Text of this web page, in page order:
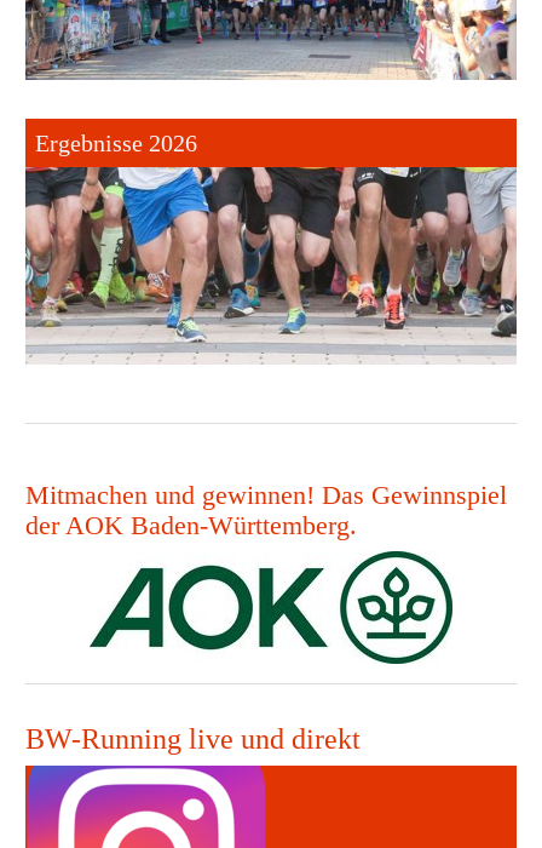
Ergebnisse 2026
Mitmachen und gewinnen! Das Gewinnspiel
der AOK Baden-Württemberg.
BW-Running live und direkt